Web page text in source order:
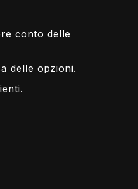
conto delle
delle opzioni.